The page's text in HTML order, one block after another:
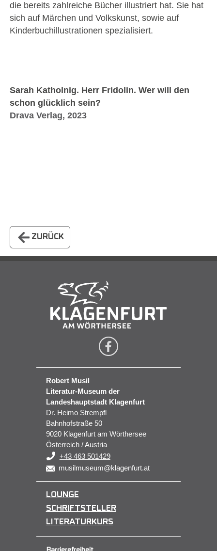
die bereits zahlreiche Bücher illustriert hat. Sie hat
sich auf Märchen und Volkskunst, sowie auf
Kinderbuchillustrationen spezialisiert.
Sarah Katholnig. Herr Fridolin. Wer will den
schon glücklich sein?
Drava Verlag, 2023
ZURÜCK
Robert Musil
Literatur-Museum der
Landeshauptstadt Klagenfurt
Dr. Heimo Strempfl
Bahnhofstraße 50
9020 Klagenfurt am Wörthersee
Österreich / Austria
+43 463 501429
musilmuseum@klagenfurt.at
LOUNGE
SCHRIFTSTELLER
LITERATURKURS